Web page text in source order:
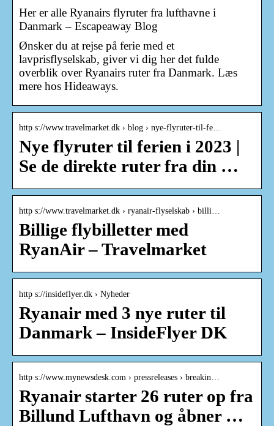
Her er alle Ryanairs flyruter fra lufthavne i
Danmark – Escapeaway Blog
Ønsker du at rejse på ferie med et
lavprisflyselskab, giver vi dig her det fulde
overblik over Ryanairs ruter fra Danmark. Læs
mere hos Hideaways.
http s://www.travelmarket.dk › blog › nye-flyruter-til-fe…
Nye flyruter til ferien i 2023 |
Se de direkte ruter fra din …
http s://www.travelmarket.dk › ryanair-flyselskab › billi…
Billige flybilletter med
RyanAir – Travelmarket
http s://insideflyer.dk › Nyheder
Ryanair med 3 nye ruter til
Danmark – InsideFlyer DK
http s://www.mynewsdesk.com › pressreleases › breakin…
Ryanair starter 26 ruter op fra
Billund Lufthavn og åbner …